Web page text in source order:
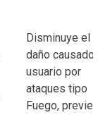
Disminuye el
daño causado
usuario por
ataques tipo
Fuego,